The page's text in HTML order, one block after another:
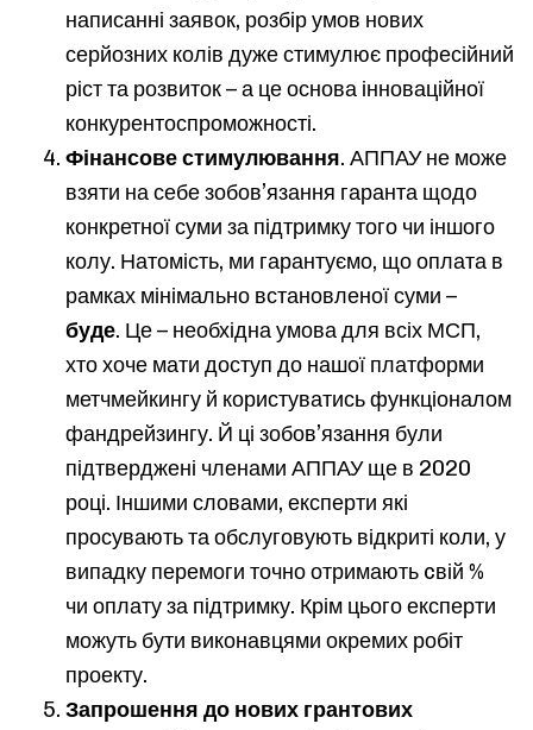
написанні заявок, розбір умов нових
серйозних колів дуже стимулює професійний
ріст та розвиток – а це основа інноваційної
конкурентоспроможності.
Фінансове стимулювання. АППАУ не може
взяти на себе зобов’язання гаранта щодо
конкретної суми за підтримку того чи іншого
колу. Натомість, ми гарантуємо, що оплата в
рамках мінімально встановленої суми –
буде. Це – необхідна умова для всіх МСП,
хто хоче мати доступ до нашої платформи
метчмейкингу й користуватись функціоналом
фандрейзингу. Й ці зобов’язання були
підтверджені членами АППАУ ще в 2020
році. Іншими словами, експерти які
просувають та обслуговують відкриті коли, у
випадку перемоги точно отримають cвій %
чи оплату за підтримку. Крім цього експерти
можуть бути виконавцями окремих робіт
проекту.
Запрошення до нових грантових